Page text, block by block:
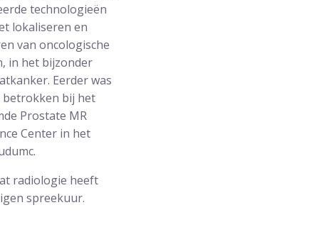
technologieën
lokaliseren en
van oncologische
in het bijzonder
Eerder was
bij het
Prostate MR
Center in het
radiologie heeft
spreekuur.